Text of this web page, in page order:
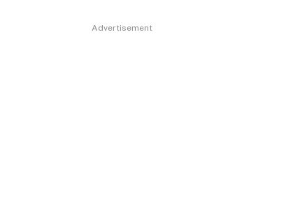
Advertisement